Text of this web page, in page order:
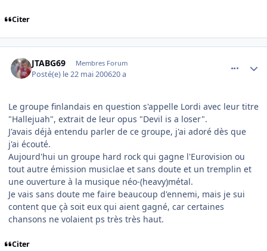
Citer
JTABG69 Membres Forum
Posté(e) le 22 mai 200620 a
Le groupe finlandais en question s'appelle Lordi avec leur titre
"Hallejuah", extrait de leur opus "Devil is a loser".
J'avais déjà entendu parler de ce groupe, j'ai adoré dès que
j'ai écouté.
Aujourd'hui un groupe hard rock qui gagne l'Eurovision ou
tout autre émission musiclae et sans doute et un tremplin et
une ouverture à la musique néo-(heavy)métal.
Je vais sans doute me faire beaucoup d'ennemi, mais je sui
content que çà soit eux qui aient gagné, car certaines
chansons ne volaient ps très très haut.
Citer